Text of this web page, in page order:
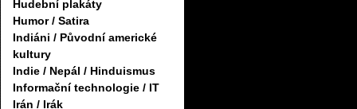
Hudební plakáty
Humor / Satira
Indiáni / Původní americké
kultury
Indie / Nepál / Hinduismus
Informační technologie / IT
Irán / Irák